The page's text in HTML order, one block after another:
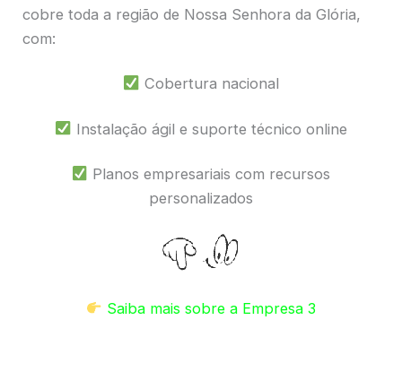
cobre toda a região de Nossa Senhora da Glória,
com:
Cobertura nacional
Instalação ágil e suporte técnico online
Planos empresariais com recursos
personalizados
Saiba mais sobre a Empresa 3